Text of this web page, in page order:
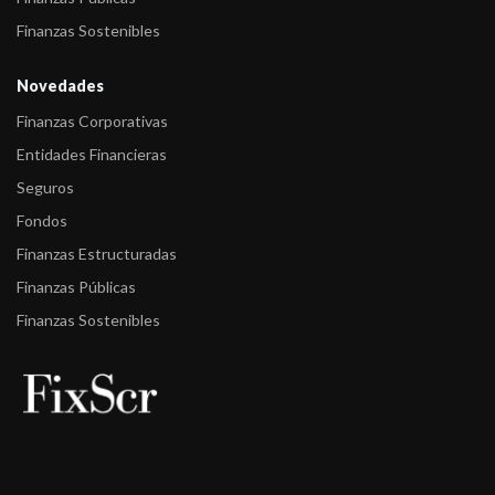
Fitch asigna la calificación A/V5(arg) al fondo TorontoTrust
sobre 14 F ...
FIX (afiliada de Fitch Ratings) comenta acciones de calificación
sobre 11 F ...
de Renta F ...
- FIX (afiliada de Fitch Ratings) comenta acciones de calificación
Finanzas Sostenibles
Novedades
Finanzas Corporativas
Entidades Financieras
Seguros
Fondos
Finanzas Estructuradas
Finanzas Públicas
Finanzas Sostenibles